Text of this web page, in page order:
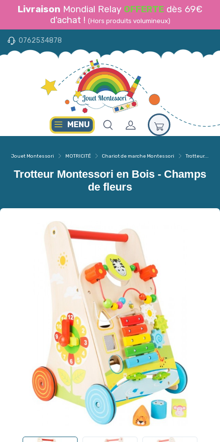
Livraison Mondial Relay OFFERTE dès 69€
d'achat ! (Hors produits volumineux)
0762534878
MENU
Jouet Montessori MOTRICITÉ Chariot de marche Montessori Trotteur...
Trotteur Montessori en Bois - Champs
de fleurs